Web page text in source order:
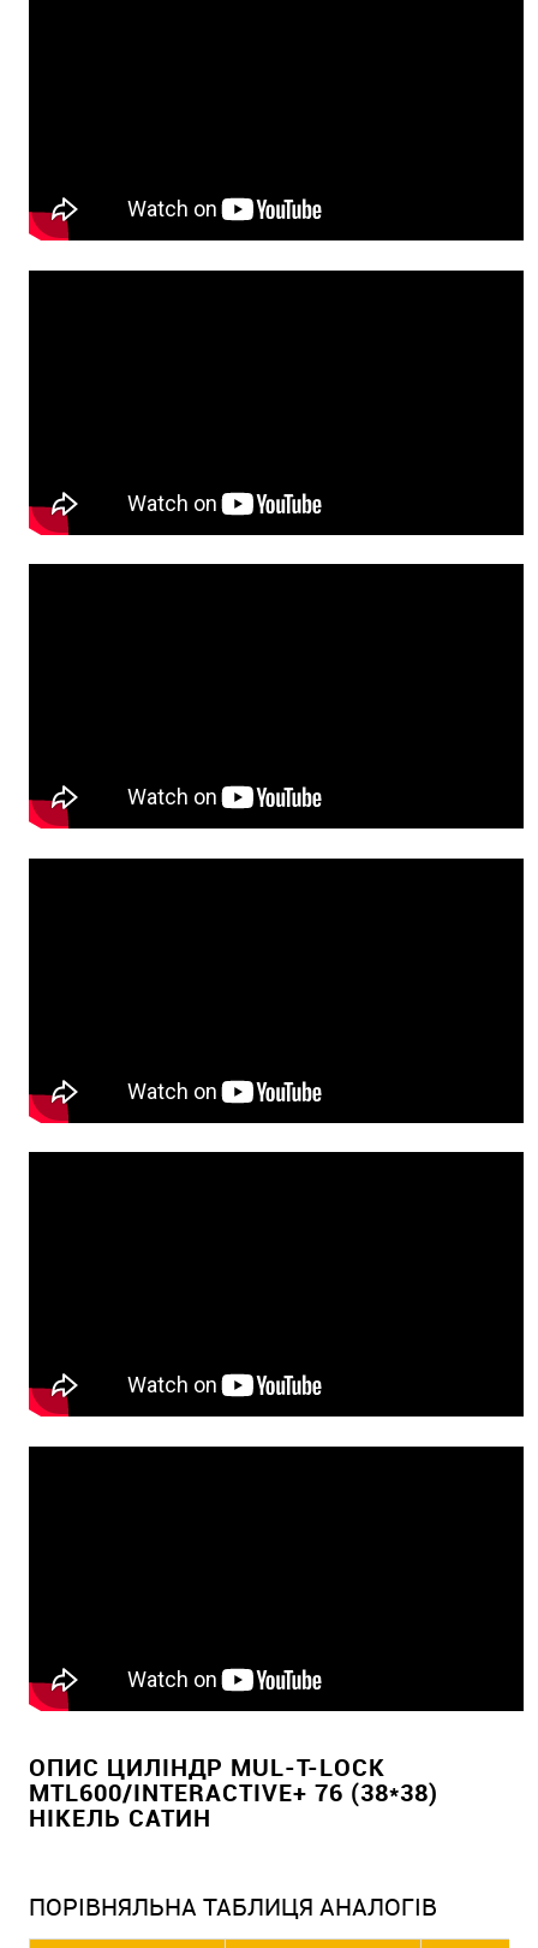
ОПИС ЦИЛІНДР MUL-T-LOCK
MTL600/INTERACTIVE+ 76 (38*38)
НІКЕЛЬ САТИН
ПОРІВНЯЛЬНА ТАБЛИЦЯ АНАЛОГІВ